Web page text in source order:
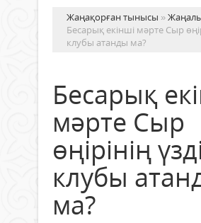
Жаңақорған тынысы »
Бесарық екінші мәрте Сыр
клубы атанды ма?
Бесарық
мәрте Сыр
өңірінің
клубы
ма?